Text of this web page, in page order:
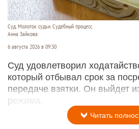
Суд. Молоток судьи. Судебный процесс.
Анна Зайкова
6 августа 2026 в 09:30
Суд удовлетворил
который отбывал срок за
передаче взятки. Он выйдет
режима.
Читать